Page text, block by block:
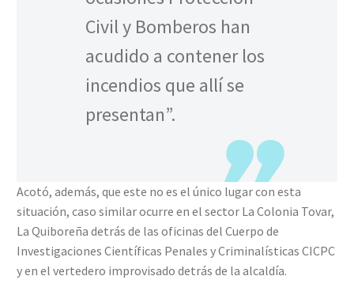
Civil y Bomberos han
acudido a contener los
incendios que allí se
presentan”.
Acotó, además, que este no es el único lugar con esta
situación, caso similar ocurre en el sector La Colonia Tovar,
La Quiboreña detrás de las oficinas del Cuerpo de
Investigaciones Científicas Penales y Criminalísticas CICPC
y en el vertedero improvisado detrás de la alcaldía.